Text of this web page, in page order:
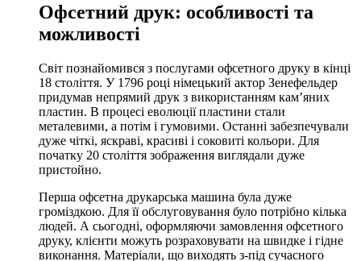
Офсетний друк: особливості та
можливості
Світ познайомився з послугами офсетного друку в кінці
18 століття. У 1796 році німецький актор Зенефельдер
придумав непрямий друк з використанням кам’яних
пластин. В процесі еволюції пластини стали
металевими, а потім і гумовими. Останні забезпечували
дуже чіткі, яскраві, красиві і соковиті кольори. Для
початку 20 століття зображення виглядали дуже
пристойно.
Перша офсетна друкарська машина була дуже
громіздкою. Для її обслуговування було потрібно кілька
людей. А сьогодні, оформляючи замовлення офсетного
друку, клієнти можуть розраховувати на швидке і гідне
виконання. Матеріали, що виходять з-під сучасного